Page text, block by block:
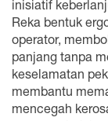
inisiatif
Reka bentuk
operator,
panjang tanpa
keselamatan
membantu
mencegah